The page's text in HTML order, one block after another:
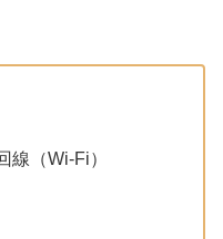
線（Wi-Fi）